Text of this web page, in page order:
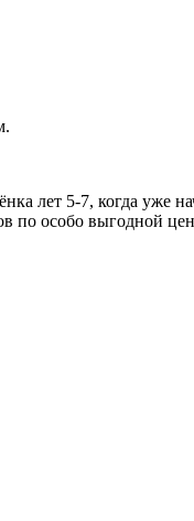
лет 5-7, когда уже
по особо выгодной